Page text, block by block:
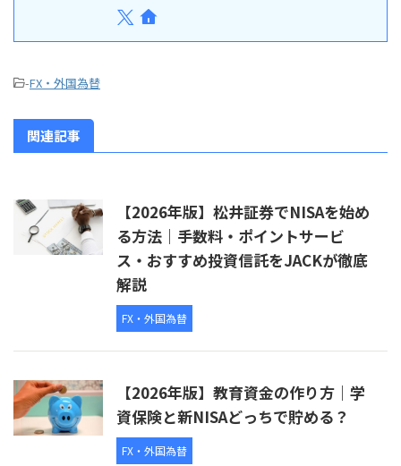
-FX・外国為替
関連記事
【2026年版】松井証券でNISAを始め
る方法｜手数料・ポイントサービ
ス・おすすめ投資信託をJACKが徹底
解説
FX・外国為替
【2026年版】教育資金の作り方｜学
資保険と新NISAどっちで貯める？
FX・外国為替